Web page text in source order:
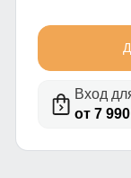
Вход
от 7 990